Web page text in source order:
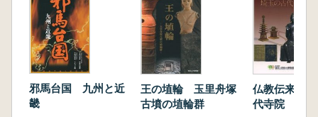
邪馬台国 九州と近
畿
王の埴輪 玉里舟塚
古墳の埴輪群
仏教伝来 埼
代寺院